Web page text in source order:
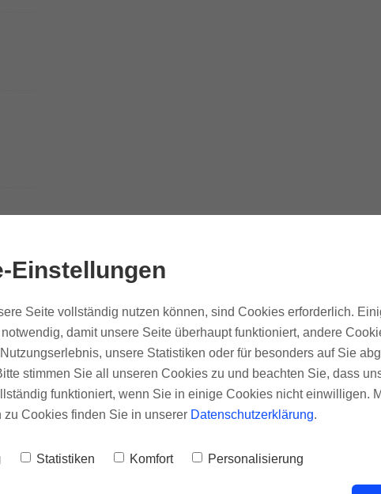
Einstellungen
Seite vollständig nutzen können, sind Cookies erforderlich.
damit unsere Seite überhaupt funktioniert, andere
unsere Statistiken oder für besonders auf Sie
stimmen Sie all unseren Cookies zu und beachten Sie, dass
funktioniert, wenn Sie in einige Cookies nicht einwilligen.
zu Cookies finden Sie in unserer Datenschutzerklärung.
Statistiken Komfort Personalisierung